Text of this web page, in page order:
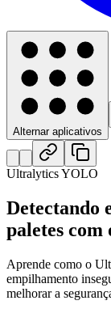
Alternar aplicativos
Ultralytics YOLO
Detectando
paletes
Aprende como o
empilhamento
melhorar a